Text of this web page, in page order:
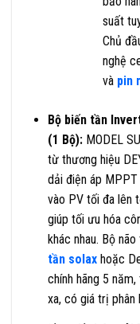
suất
Chủ
nghệ
và pin
Bộ biến tần
(1 Bộ):MODEL
từ thương hiệu
dải điện áp
vào PV tối đa lên
giúp tối ưu hóa
khác nhau. Bộ
tần solaxhoặc
chính hãng 5
xa, có giá trị phân